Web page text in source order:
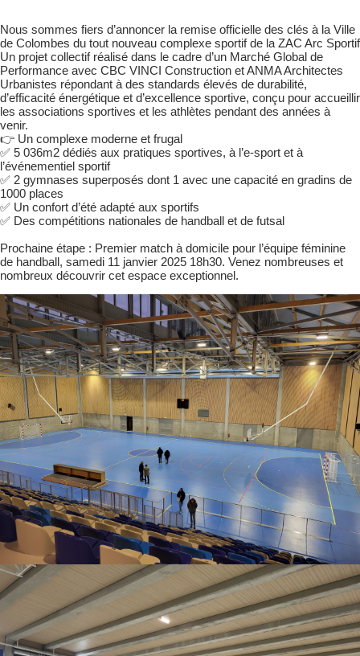
Nous sommes fiers d’annoncer la remise officielle des clés à la Ville
de Colombes du tout nouveau complexe sportif de la ZAC Arc Sportif
Un projet collectif réalisé dans le cadre d’un Marché Global de
Performance avec CBC VINCI Construction et ANMA Architectes
Urbanistes répondant à des standards élevés de durabilité,
d’efficacité énergétique et d’excellence sportive, conçu pour accueillir
les associations sportives et les athlètes pendant des années à
venir.
👉 Un complexe moderne et frugal
✅ 5 036m2 dédiés aux pratiques sportives, à l’e-sport et à
l’événementiel sportif
✅ 2 gymnases superposés dont 1 avec une capacité en gradins de
1000 places
✅ Un confort d’été adapté aux sportifs
✅ Des compétitions nationales de handball et de futsal
Prochaine étape : Premier match à domicile pour l’équipe féminine
de handball, samedi 11 janvier 2025 18h30. Venez nombreuses et
nombreux découvrir cet espace exceptionnel.